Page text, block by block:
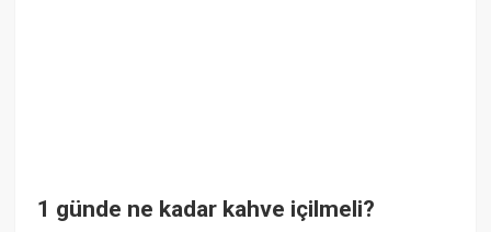
1 günde ne kadar kahve içilmeli?